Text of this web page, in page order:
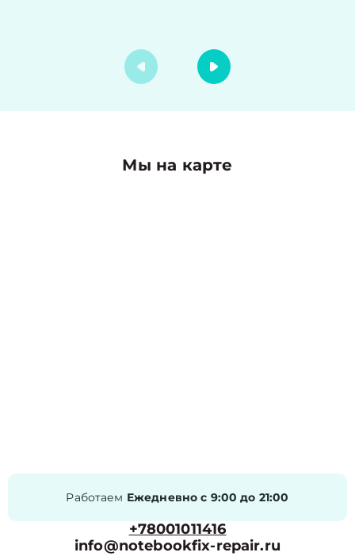
Мы на карте
Работаем Ежедневно с 9:00 до 21:00
+78001011416
info@notebookfix-repair.ru